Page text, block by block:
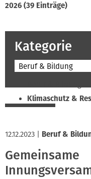
2026 (39 Einträge)
Kategorie
Beruf & Bildung
Klimaschutz &
Soziales &
Verband &
12.12.2023 Beruf &
Gemeinsame